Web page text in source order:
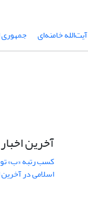
آیت‌الله خامنه‌ای جمهوری
آخرین اخبار
کسب رتبه «ب»
اسلامی در